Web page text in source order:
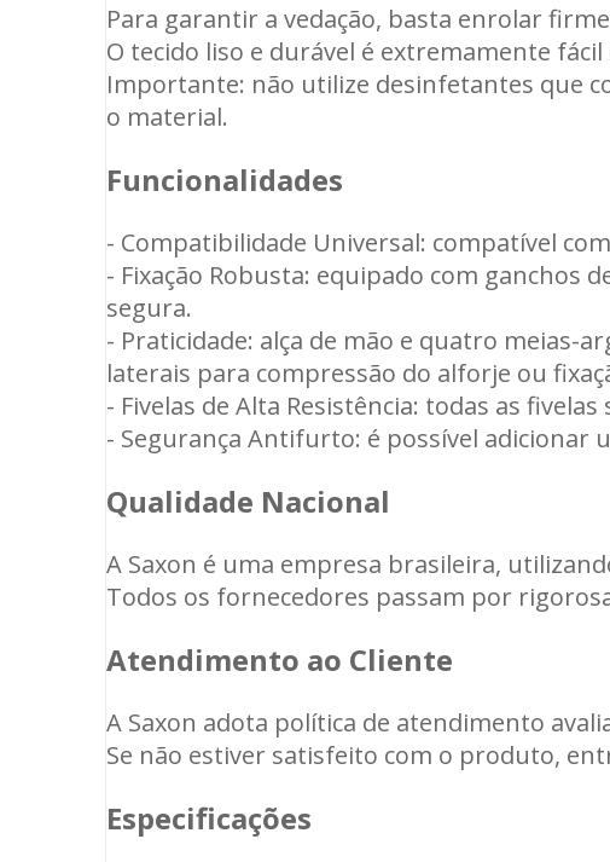
Para garantir a vedação, basta enrolar
O tecido liso e durável é extremamente
Importante: não utilize desinfetantes que
o material.
Funcionalidades
- Compatibilidade Universal: compatível
- Fixação Robusta: equipado com
segura.
- Praticidade: alça de mão e quatro meias-
laterais para compressão do alforje ou
- Fivelas de Alta Resistência: todas as
- Segurança Antifurto: é possível adicionar
Qualidade Nacional
A Saxon é uma empresa brasileira,
Todos os fornecedores passam por
Atendimento ao Cliente
A Saxon adota política de atendimento
Se não estiver satisfeito com o produto,
Especificações